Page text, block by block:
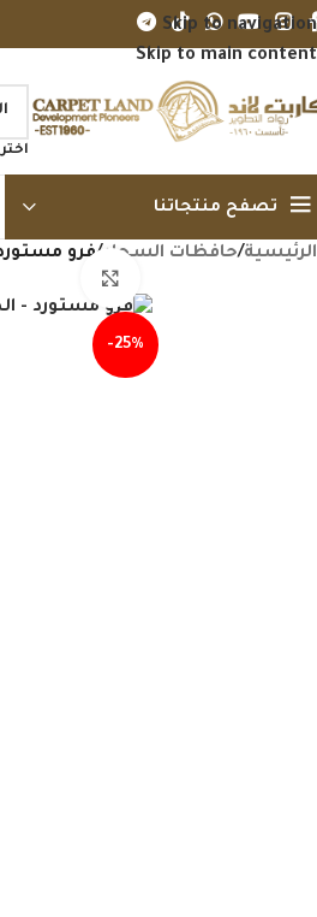
Skip to navigation
Skip to main content
تصفح منتجاتنا
الرئيسية/حافظات السجاد /فرو
-25%